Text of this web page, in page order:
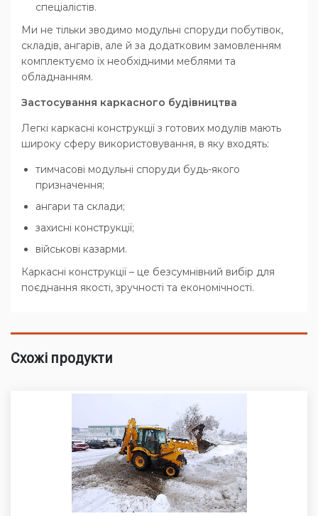
спеціалістів.
Ми не тільки зводимо модульні споруди побутівок,
складів, ангарів, але й за додатковим замовленням
комплектуємо їх необхідними меблями та
обладнанням.
Застосування каркасного будівництва
Легкі каркасні конструкції з готових модулів мають
широку сферу використовування, в яку входять:
тимчасові модульні споруди будь-якого
призначення;
ангари та склади;
захисні конструкції;
військові казарми.
Каркасні конструкції – це безсумнівний вибір для
поєднання якості, зручності та економічності.
Схожі продукти